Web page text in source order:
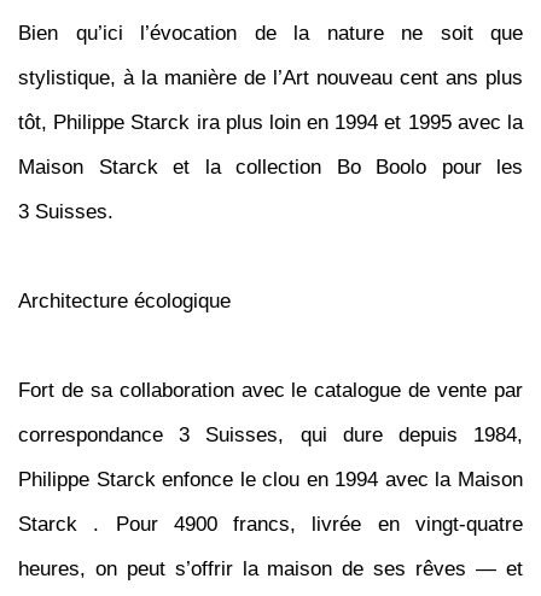
Bien qu’ici l’évocation de la nature ne soit que
stylistique, à la manière de l’Art nouveau cent ans plus
tôt, Philippe Starck ira plus loin en 1994 et 1995 avec la
Maison Starck et la collection Bo Boolo pour les
3 Suisses.
Architecture écologique
Fort de sa collaboration avec le catalogue de vente par
correspondance 3 Suisses, qui dure depuis 1984,
Philippe Starck enfonce le clou en 1994 avec la Maison
Starck . Pour 4900 francs, livrée en vingt-quatre
heures, on peut s’offrir la maison de ses rêves — et